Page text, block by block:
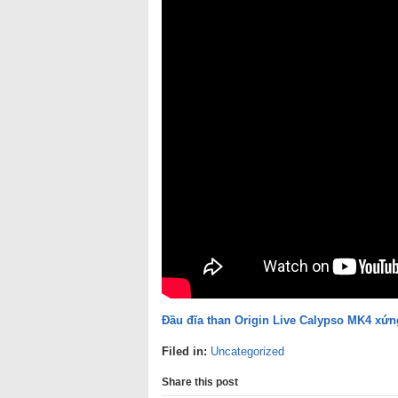
Đầu đĩa than Origin Live Calypso MK4
Filed in: Uncategorized
Share this post